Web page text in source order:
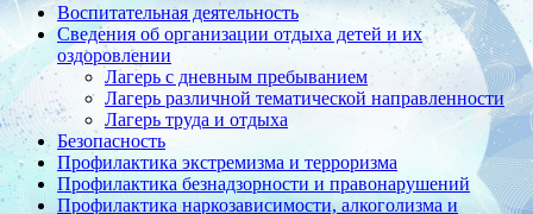
Воспитательная деятельность
Сведения об организации отдыха детей и их
оздоровлении
Лагерь с дневным пребыванием
Лагерь различной тематической направленности
Лагерь труда и отдыха
Безопасность
Профилактика экстремизма и терроризма
Профилактика безнадзорности и правонарушений
Профилактика наркозависимости, алкоголизма и